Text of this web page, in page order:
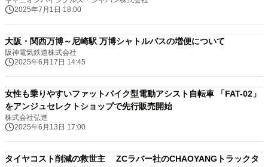
2025年7月1日 18:00
大阪・関西万博～尼崎駅 万博シャトルバスの増便について
阪神電気鉄道株式会社
2025年6月17日 14:45
女性も乗りやすいファットバイク型電動アシスト自転車 「FAT-02」
をアンジュセレクトショップで先行販売開始
株式会社弘進
2025年6月13日 17:00
タイヤコスト削減の救世主 ZCラバー社のCHAOYANGトラックタ